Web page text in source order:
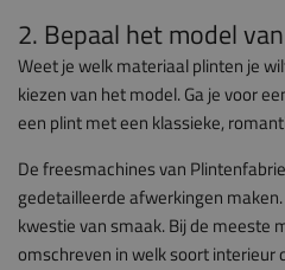
2. Bepaal het model
Weet je welk materiaal plinten je
kiezen van het model. Ga je voor
een plint met een klassieke,
De freesmachines van
gedetailleerde afwerkingen
kwestie van smaak. Bij de meeste
omschreven in welk soort interieur